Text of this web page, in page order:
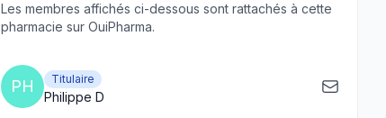
Les membres affichés ci-dessous sont rattachés à cette
pharmacie sur OuiPharma.
PH Titulaire
Philippe D